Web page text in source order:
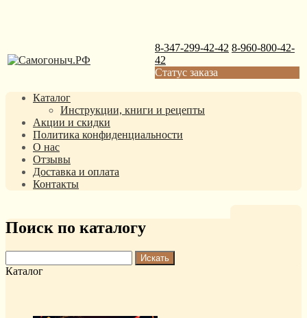
8-347-299-42-42 8-960-800-42-
42
Статус заказа
Каталог
Инструкции, книги и рецепты
Акции и скидки
Политика конфиденциальности
О нас
Отзывы
Доставка и оплата
Контакты
Поиск по каталогу
Каталог